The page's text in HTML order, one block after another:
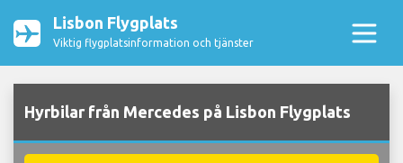
Lisbon Flygplats
Viktig flygplatsinformation och tjänster
Hyrbilar från Mercedes på Lisbon Flygplats